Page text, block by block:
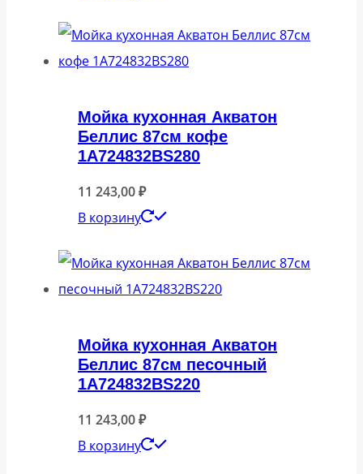
Мойка кухонная Акватон
Беллис 87см кофе
1A724832BS280
11 243,00₽
В корзину
Мойка кухонная Акватон
Беллис 87см песочный
1A724832BS220
11 243,00₽
В корзину